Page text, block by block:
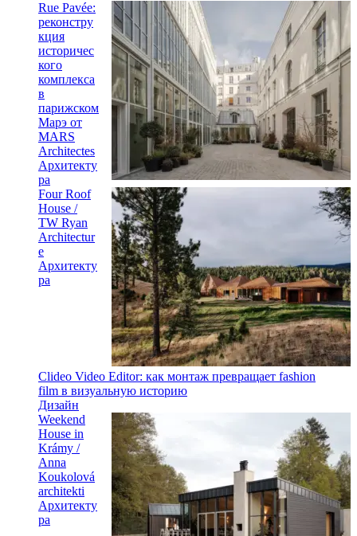
Rue Pavée:
реконстру
кция
историчес
кого
комплекса
в
парижском
Марэ от
MARS
Architectes
Архитекту
ра
Four Roof
House /
TW Ryan
Architectur
e
Архитекту
ра
Clideo Video Editor: как монтаж превращает fashion
film в визуальную историю
Дизайн
Weekend
House in
Krámy /
Anna
Koukolová
architekti
Архитекту
ра